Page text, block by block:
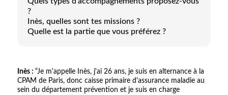
?
Inès, quelles sont tes missions ?
Quelle est la partie que vous préférez ?
Inès : “Je m'appelle Inès, j'ai 26 ans, je suis en alternance à la
CPAM de Paris, donc caisse primaire d'assurance maladie au
sein du département prévention et je suis en charge